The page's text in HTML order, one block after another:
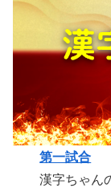
第一試合
漢字ちゃん